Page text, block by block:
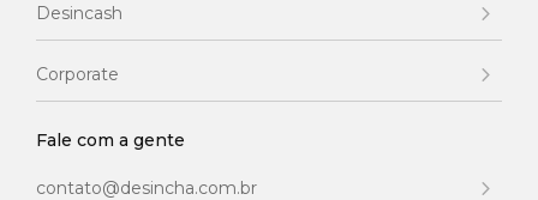
Desincash
Corporate
Fale com a gente
contato@desincha.com.br